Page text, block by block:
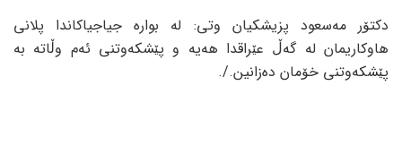
دکتۆر مەسعود پزیشکیان وتی: لە بوارە جیاجیاکاندا پلانی
هاوکاریمان لە گەڵ عێراقدا هەیە و پێشکەوتنی ئەم وڵاتە بە
پێشکەوتنی خۆمان دەزانین./.